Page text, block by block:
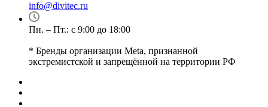
info@divitec.ru
Пн. – Пт.: с 9:00 до 18:00
* Бренды организации Meta, признанной
экстремистской и запрещённой на территории РФ